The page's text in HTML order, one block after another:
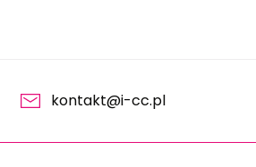
kontakt@i-cc.pl